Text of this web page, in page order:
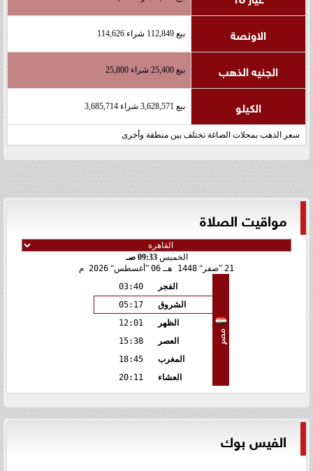
الاونصة بيع 112,849 شراء 114,626
الجنيه الذهب بيع 25,400 شراء 25,800
الكيلو بيع 3,628,571 شراء 3,685,714
سعر الذهب بمحلات الصاغة تختلف بين منطقة وأخرى
مواقيت الصلاة
الخميس09:33 صـ
21 صفر 1448 هـ 06 أغسطس 2026 م
مصر
الفجر
03:40
الشروق
05:17
الظهر
12:01
العصر
15:38
المغرب
18:45
العشاء
20:11
الفيس بوك